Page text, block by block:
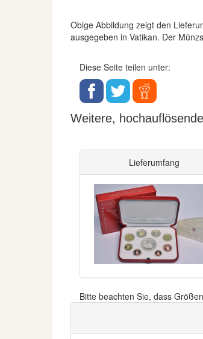
Obige Abbildung zeigt den
ausgegeben in Vatikan. Der
Diese Seite teilen unter:
Weitere,
Lieferumfang
Bitte beachten Sie, dass